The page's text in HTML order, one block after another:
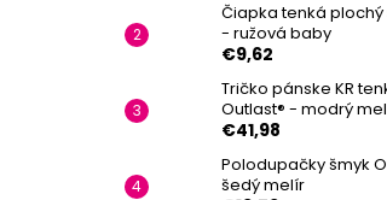
Čiapka tenká plochý
- ružová baby
€9,62
Tričko pánske KR
Outlast® - modrý
€41,98
Polodupačky šmyk
šedý melír